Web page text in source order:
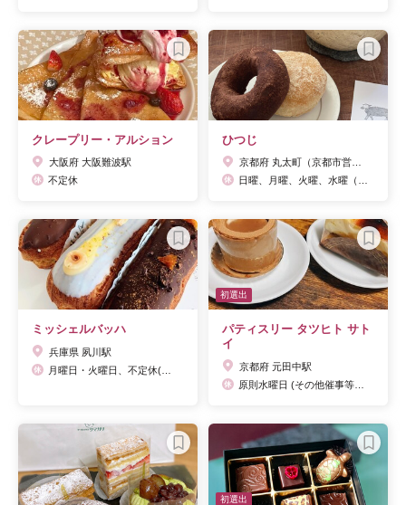
クレープリー・アルション
大阪府 大阪難波駅
不定休
ひつじ
ミッシェルバッハ
兵庫県 夙川駅
初選出
パティスリー タツヒト サト
イ
京都府 元田中駅
初選出